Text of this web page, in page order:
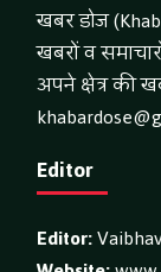
खबर डोज
खबरों व
अपने क्षेत्र की
Editor
Editor: